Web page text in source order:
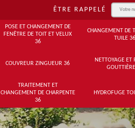
ÊTRE RAPPELÉ
POSE ET CHANGEMENT DE
FENÊTRE DE TOIT ET VELUX
36
CHANGEMENT DE
TUILE 36
COUVREUR ZINGUEUR 36
NETTOYAGE ET
TRAITEMENT ET
CHANGEMENT DE CHARPENTE
36
HYDROFUGE